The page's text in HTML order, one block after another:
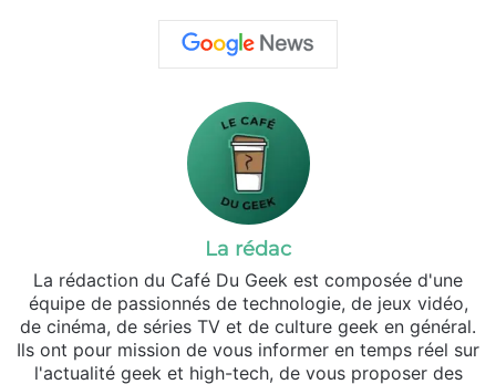
La rédac
La rédaction du Café Du Geek est composée d'une
équipe de passionnés de technologie, de jeux vidéo,
de cinéma, de séries TV et de culture geek en général.
Ils ont pour mission de vous informer en temps réel sur
l'actualité geek et high-tech, de vous proposer des